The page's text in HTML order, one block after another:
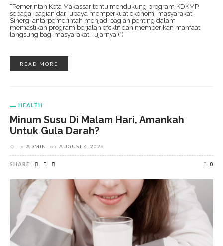
“Pemerintah Kota Makassar tentu mendukung program KDKMP
sebagai bagian dari upaya memperkuat ekonomi masyarakat.
Sinergi antarpemerintah menjadi bagian penting dalam
memastikan program berjalan efektif dan memberikan manfaat
langsung bagi masyarakat,” ujarnya.(*)
READ MORE
HEALTH
Minum Susu Di Malam Hari, Amankah
Untuk Gula Darah?
by ADMIN on AUGUST 4, 2026
SHARE 0